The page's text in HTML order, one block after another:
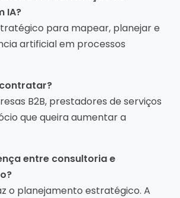
IA?
para mapear, planejar e
artificial em processos
B2B, prestadores de serviços
que queira aumentar a
entre consultoria e
o planejamento estratégico. A